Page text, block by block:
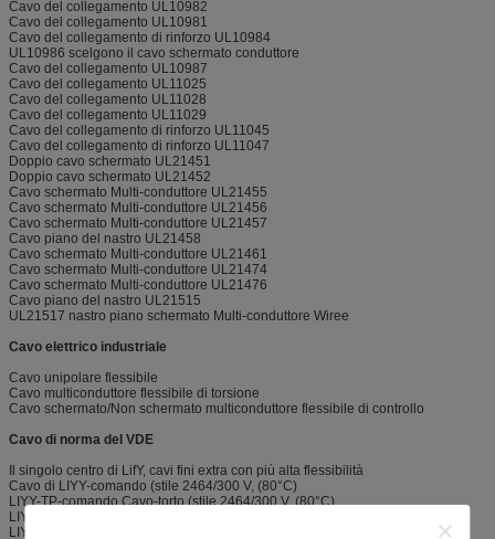
Cavo del collegamento UL10982
Cavo del collegamento UL10981
Cavo del collegamento di rinforzo UL10984
UL10986 scelgono il cavo schermato conduttore
Cavo del collegamento UL10987
Cavo del collegamento UL11025
Cavo del collegamento UL11028
Cavo del collegamento UL11029
Cavo del collegamento di rinforzo UL11045
Cavo del collegamento di rinforzo UL11047
Doppio cavo schermato UL21451
Doppio cavo schermato UL21452
Cavo schermato Multi-conduttore UL21455
Cavo schermato Multi-conduttore UL21456
Cavo schermato Multi-conduttore UL21457
Cavo piano del nastro UL21458
Cavo schermato Multi-conduttore UL21461
Cavo schermato Multi-conduttore UL21474
Cavo schermato Multi-conduttore UL21476
Cavo piano del nastro UL21515
UL21517 nastro piano schermato Multi-conduttore Wiree
Cavo elettrico industriale
Cavo unipolare flessibile
Cavo multiconduttore flessibile di torsione
Cavo schermato/Non schermato multiconduttore flessibile di controllo
Cavo di norma del VDE
Il singolo centro di LifY, cavi fini extra con più alta flessibilità
Cavo di LIYY-comando (stile 2464/300 V, (80°C)
LIYY-TP-comando Cavo-torto (stile 2464/300 V, (80°C)
LIYCY-protezione del cavo di comando (stile 2464/300 V, (80°C)
LIYCY-TP-proteggendo comando Cavo-torto (stile 2464/300 V, (80°C)